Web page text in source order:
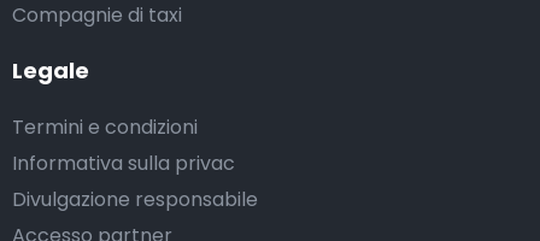
Compagnie di taxi
Legale
Termini e condizioni
Informativa sulla privac
Divulgazione responsabile